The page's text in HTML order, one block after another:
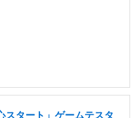
スタート」ゲームテスタ